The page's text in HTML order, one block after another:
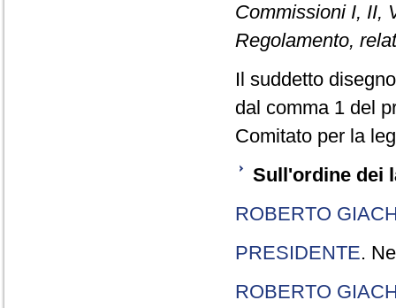
Commissioni I, II,
Regolamento,
Il suddetto
dal comma 1 del
Comitato per la
Sull'ordine dei
ROBERTO
PRESIDENTE.
ROBERTO